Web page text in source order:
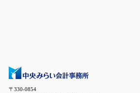
〒330-0854